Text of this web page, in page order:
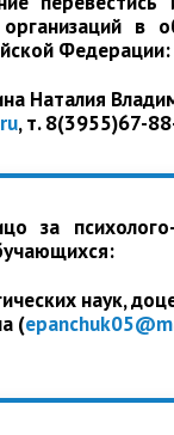
в
Федерации:
Наталия
, т. 8(3955)67-
за
наук,
(